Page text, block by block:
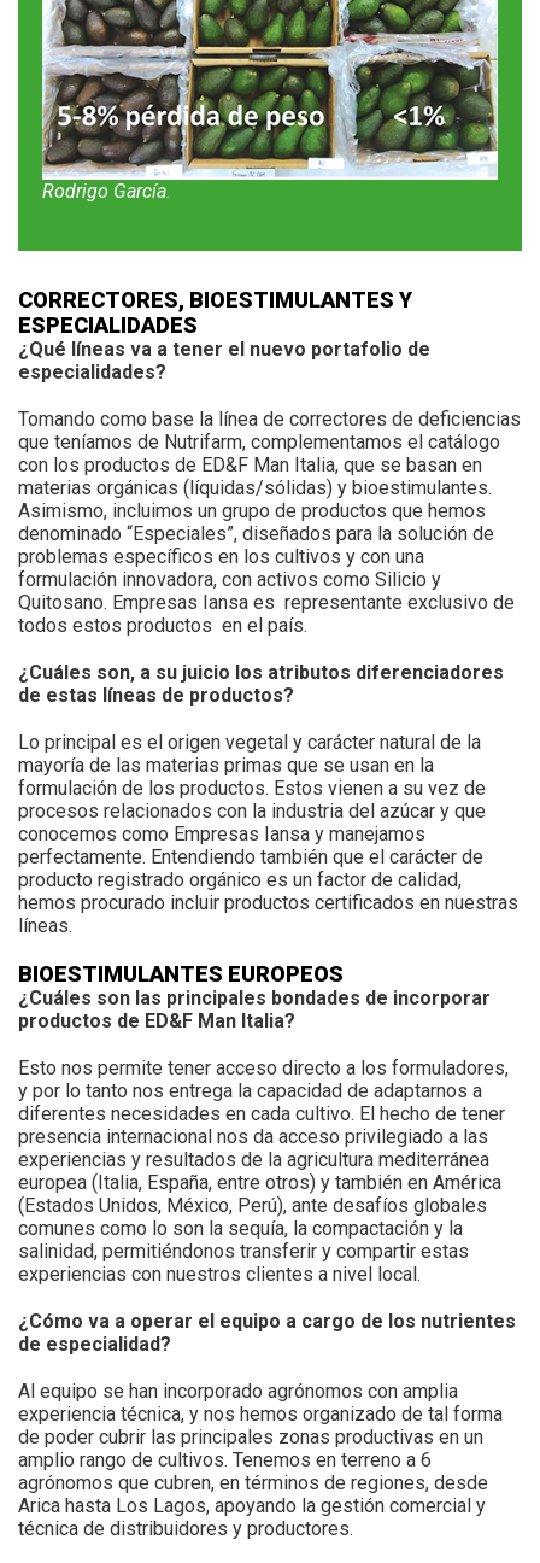
Rodrigo García.
CORRECTORES, BIOESTIMULANTES Y
ESPECIALIDADES
¿Qué líneas va a tener el nuevo portafolio de
especialidades?
Tomando como base la línea de correctores de deficiencias
que teníamos de Nutrifarm, complementamos el catálogo
con los productos de ED&F Man Italia, que se basan en
materias orgánicas (líquidas/sólidas) y bioestimulantes.
Asimismo, incluimos un grupo de productos que hemos
denominado “Especiales”, diseñados para la solución de
problemas específicos en los cultivos y con una
formulación innovadora, con activos como Silicio y
Quitosano. Empresas Iansa es representante exclusivo de
todos estos productos en el país.
¿Cuáles son, a su juicio los atributos diferenciadores
de estas líneas de productos?
Lo principal es el origen vegetal y carácter natural de la
mayoría de las materias primas que se usan en la
formulación de los productos. Estos vienen a su vez de
procesos relacionados con la industria del azúcar y que
conocemos como Empresas Iansa y manejamos
perfectamente. Entendiendo también que el carácter de
producto registrado orgánico es un factor de calidad,
hemos procurado incluir productos certificados en nuestras
líneas.
BIOESTIMULANTES EUROPEOS
¿Cuáles son las principales bondades de incorporar
productos de ED&F Man Italia?
Esto nos permite tener acceso directo a los formuladores,
y por lo tanto nos entrega la capacidad de adaptarnos a
diferentes necesidades en cada cultivo. El hecho de tener
presencia internacional nos da acceso privilegiado a las
experiencias y resultados de la agricultura mediterránea
europea (Italia, España, entre otros) y también en América
(Estados Unidos, México, Perú), ante desafíos globales
comunes como lo son la sequía, la compactación y la
salinidad, permitiéndonos transferir y compartir estas
experiencias con nuestros clientes a nivel local.
¿Cómo va a operar el equipo a cargo de los nutrientes
de especialidad?
Al equipo se han incorporado agrónomos con amplia
experiencia técnica, y nos hemos organizado de tal forma
de poder cubrir las principales zonas productivas en un
amplio rango de cultivos. Tenemos en terreno a 6
agrónomos que cubren, en términos de regiones, desde
Arica hasta Los Lagos, apoyando la gestión comercial y
técnica de distribuidores y productores.